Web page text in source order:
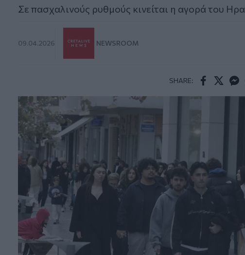
Σε πασχαλινούς ρυθμούς κινείται η αγορά του
09.04.2026 NEWSROOM
SHARE: